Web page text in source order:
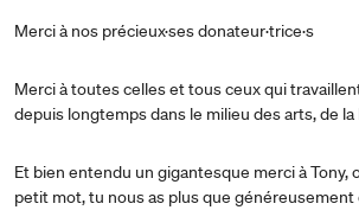
Merci à nos précieux·ses donateur·trice·s
Merci à toutes celles et tous ceux qui
depuis longtemps dans le milieu des arts, de
Et bien entendu un gigantesque merci à Tony,
petit mot, tu nous as plus que